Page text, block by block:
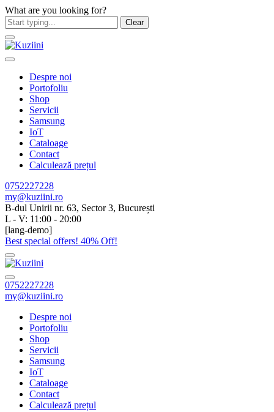
What are you looking for?
Clear
Despre noi
Portofoliu
Shop
Servicii
Samsung
IoT
Cataloage
Contact
Calculează prețul
0752227228
my@kuziini.ro
B-dul Unirii nr. 63, Sector 3, București
L - V: 11:00 - 20:00
[lang-demo]
Best special offers! 40% Off!
0752227228
my@kuziini.ro
Despre noi
Portofoliu
Shop
Servicii
Samsung
IoT
Cataloage
Contact
Calculează prețul